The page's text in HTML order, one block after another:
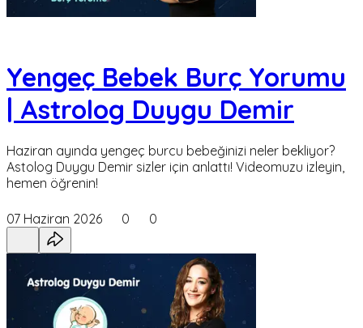
Yengeç Bebek Burç Yorumu
| Astrolog Duygu Demir
Haziran ayında yengeç burcu bebeğinizi neler bekliyor?
Astolog Duygu Demir sizler için anlattı! Videomuzu izleyin,
hemen öğrenin!
07 Haziran 2026 0 0